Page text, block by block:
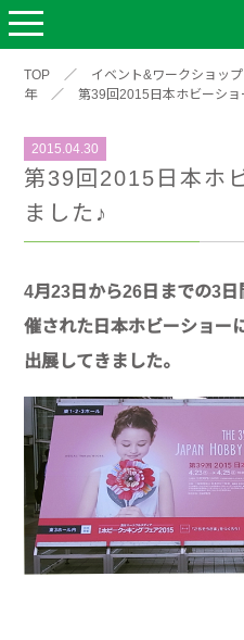
TOP ／ イベント&ワークショップ
年
／ 第39回2015日本ホビーショ
2015.04.30
第39回2015日本ホ
ました♪
4月23日から26日までの3
催された日本ホビーショー
出展してきました。